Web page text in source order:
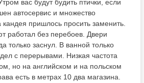
вас будут будить птички, если
автосервис и множество
пришлось просить заменить.
работал без перебоев. Двери
только заснул. В ванной только
с перерывами. Низкая частота
но на английском и на польском
есть в метрах 10 два магазина.